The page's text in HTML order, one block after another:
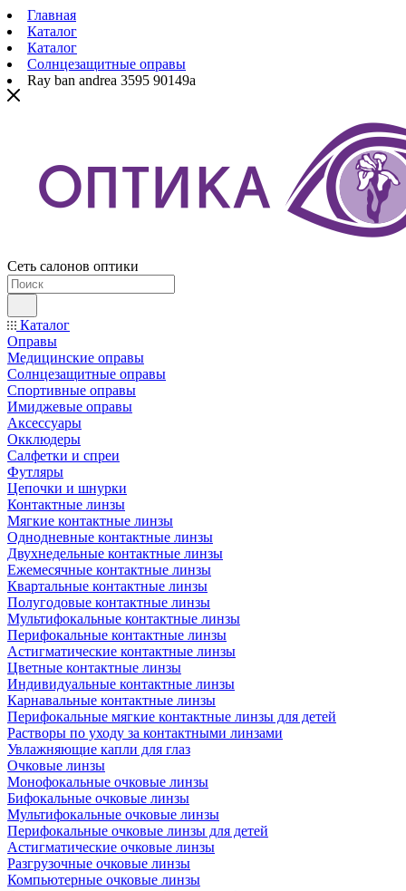
Главная
Каталог
Каталог
Солнцезащитные оправы
Ray ban andrea 3595 90149a
Сеть салонов оптики
Каталог
Оправы
Медицинские оправы
Солнцезащитные оправы
Спортивные оправы
Имиджевые оправы
Аксессуары
Окклюдеры
Салфетки и спреи
Футляры
Цепочки и шнурки
Контактные линзы
Мягкие контактные линзы
Однодневные контактные линзы
Двухнедельные контактные линзы
Ежемесячные контактные линзы
Квартальные контактные линзы
Полугодовые контактные линзы
Мультифокальные контактные линзы
Перифокальные контактные линзы
Астигматические контактные линзы
Цветные контактные линзы
Индивидуальные контактные линзы
Карнавальные контактные линзы
Перифокальные мягкие контактные линзы для детей
Растворы по уходу за контактными линзами
Увлажняющие капли для глаз
Очковые линзы
Монофокальные очковые линзы
Бифокальные очковые линзы
Мультифокальные очковые линзы
Перифокальные очковые линзы для детей
Астигматические очковые линзы
Разгрузочные очковые линзы
Компьютерные очковые линзы